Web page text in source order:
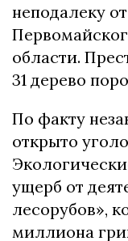
неподалеку
области.
31 дерево
По факту
открыто
ущерб от
лесорубов»,
миллиона